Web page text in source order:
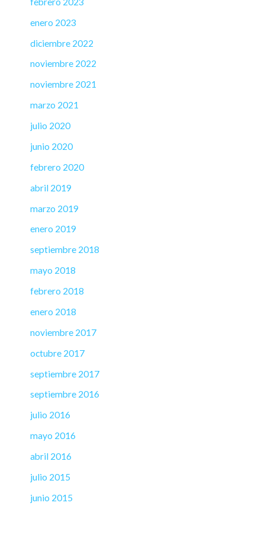
enero 2023
diciembre 2022
noviembre 2022
noviembre 2021
marzo 2021
julio 2020
junio 2020
febrero 2020
abril 2019
marzo 2019
enero 2019
septiembre 2018
mayo 2018
febrero 2018
enero 2018
noviembre 2017
octubre 2017
septiembre 2017
septiembre 2016
julio 2016
mayo 2016
abril 2016
julio 2015
junio 2015